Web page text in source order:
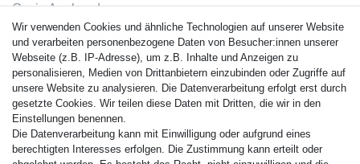
Casio Armband
Festina Armband
Citizen Armband
M. Lacroix Armband
J. Lemans Armband
Uhrenarmbänder - Alle
Sicherheit
Wir verwenden Cookies und ähnliche Technologien auf unserer Website
und verarbeiten personenbezogene Daten von Besucher:innen unserer
Webseite (z.B. IP-Adresse), um z.B. Inhalte und Anzeigen zu
personalisieren, Medien von Drittanbietern einzubinden oder Zugriffe auf
unsere Website zu analysieren. Die Datenverarbeitung erfolgt erst durch
gesetzte Cookies. Wir teilen diese Daten mit Dritten, die wir in den
Einstellungen benennen.
Die Datenverarbeitung kann mit Einwilligung oder aufgrund eines
berechtigten Interesses erfolgen. Die Zustimmung kann erteilt oder